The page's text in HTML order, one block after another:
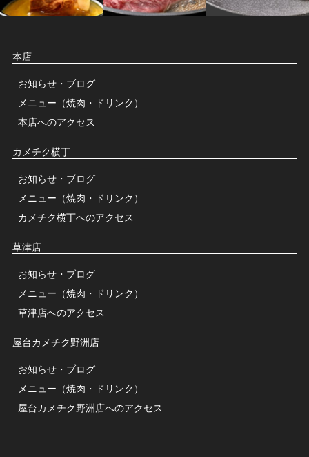
本店
お知らせ・ブログ
メニュー （焼肉・ドリンク）
本店へのアクセス
カメチク横丁
お知らせ・ブログ
メニュー （焼肉・ドリンク）
カメチク横丁へのアクセス
草津店
お知らせ・ブログ
メニュー （焼肉・ドリンク）
草津店へのアクセス
屋台カメチク野洲店
お知らせ・ブログ
メニュー （焼肉・ドリンク）
屋台カメチク野洲店へのアクセス